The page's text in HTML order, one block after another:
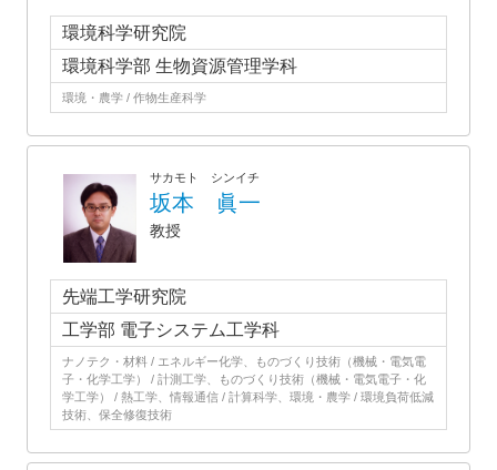
環境科学研究院
環境科学部 生物資源管理学科
環境・農学 / 作物生産科学
サカモト シンイチ
坂本 眞一
教授
先端工学研究院
工学部 電子システム工学科
ナノテク・材料 / エネルギー化学、ものづくり技術（機械・電気電
子・化学工学） / 計測工学、ものづくり技術（機械・電気電子・化
学工学） / 熱工学、情報通信 / 計算科学、環境・農学 / 環境負荷低減
技術、保全修復技術